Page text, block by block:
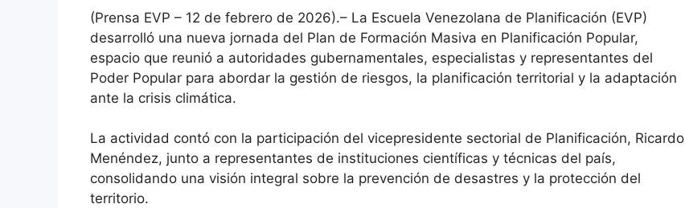
(Prensa EVP – 12 de febrero de 2026).– La Escuela Venezolana de Planificación (EVP)
desarrolló una nueva jornada del Plan de Formación Masiva en Planificación Popular,
espacio que reunió a autoridades gubernamentales, especialistas y representantes del
Poder Popular para abordar la gestión de riesgos, la planificación territorial y la adaptación
ante la crisis climática.
La actividad contó con la participación del vicepresidente sectorial de Planificación, Ricardo
Menéndez, junto a representantes de instituciones científicas y técnicas del país,
consolidando una visión integral sobre la prevención de desastres y la protección del
territorio.